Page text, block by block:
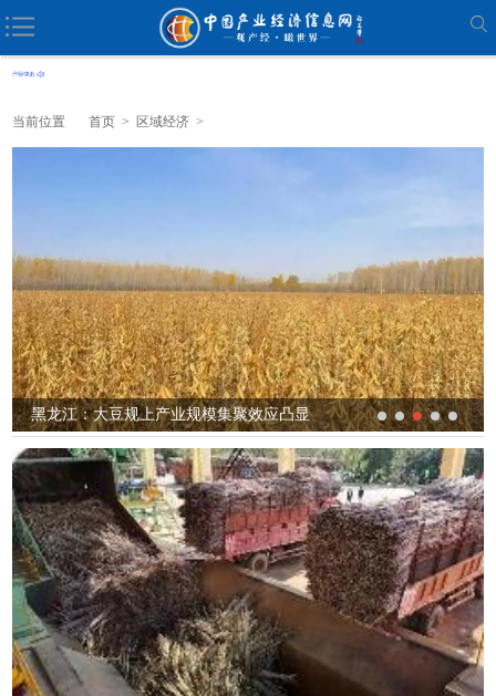
当前位置 首页 > 区域经济 >
黑龙江：大豆规上产业规模集聚效应凸显